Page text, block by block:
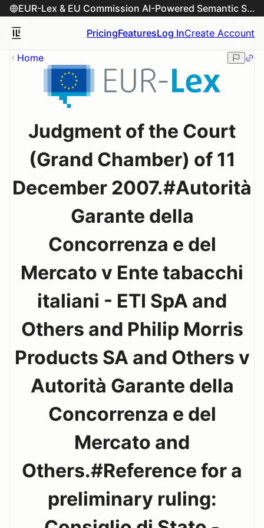
EUR-Lex & EU Commission AI-Powered Semantic Search Engine
PricingFeaturesLog InCreate Account
Home
Judgment of the Court
(Grand Chamber) of 11
December 2007.#Autorità
Garante della
Concorrenza e del
Mercato v Ente tabacchi
italiani - ETI SpA and
Others and Philip Morris
Products SA and Others v
Autorità Garante della
Concorrenza e del
Mercato and
Others.#Reference for a
preliminary ruling: